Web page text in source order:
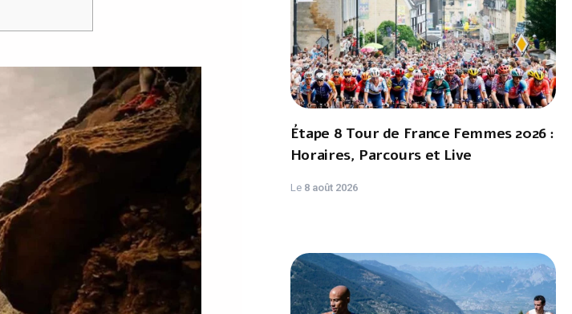
Étape 8 Tour de France Femmes 2026 :
Horaires, Parcours et Live
Le 8 août 2026